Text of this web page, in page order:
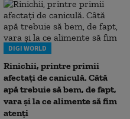
DIGI WORLD
Rinichii, printre primii
afectați de caniculă. Câtă
apă trebuie să bem, de fapt,
vara și la ce alimente să fim
atenți